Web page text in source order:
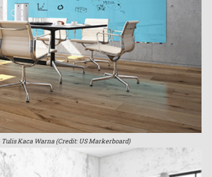
Tulis Kaca Warna (Credit: US Markerboard)